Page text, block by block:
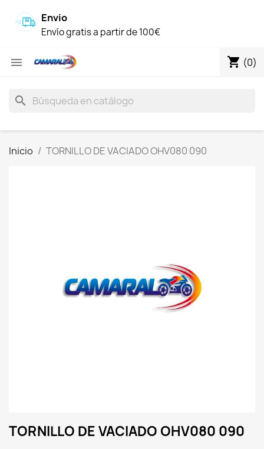
Envio
Envío gratis a partir de 100€
 shopping_cart (0)
search
Inicio TORNILLO DE VACIADO OHV080 090
TORNILLO DE VACIADO OHV080 090